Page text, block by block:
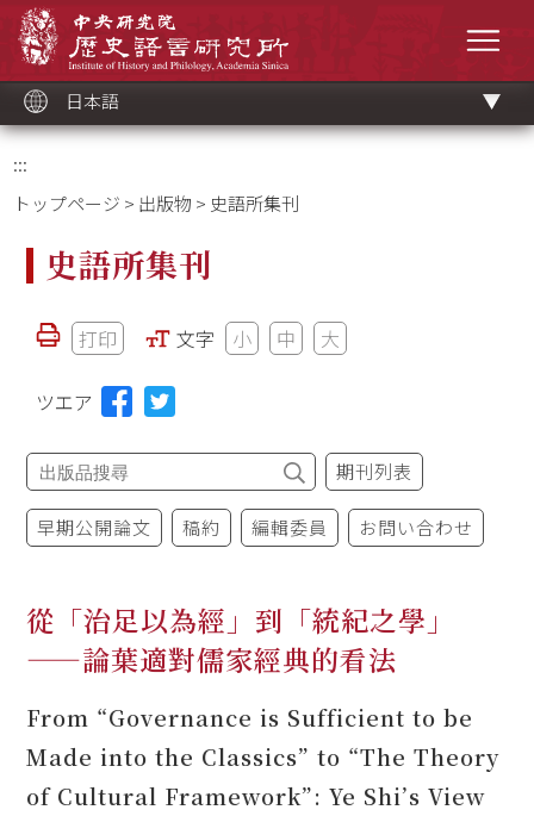
ッ
ク
日本語
:::
トップページ > 出版物 > 史語所集刊
史語所集刊
打印 文字 小 中 大
ツエア
期刊列表
早期公開論文 稿約 編輯委員 お問い合わせ
從「治足以為經」到「統紀之學」
——論葉適對儒家經典的看法
From “Governance is Sufficient to be
Made into the Classics” to “The Theory
of Cultural Framework”: Ye Shi’s View